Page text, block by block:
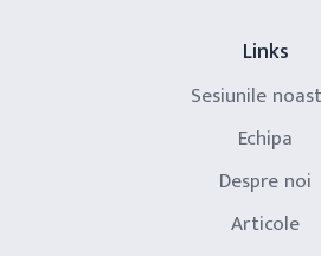
Links
Sesiunile
Echipa
Despre noi
Articole